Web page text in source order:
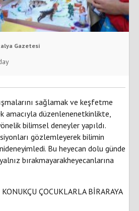
Gazetesi
sağlamak ve keşfetme
amacıyla düzenlenenetkinlikte,
bilimsel deneyler yapıldı.
gözlemleyerek bilimin
Bu heyecan dolu günde
bırakmayarakheyecanlarına
ÇOCUKLARLA BİRARAYA